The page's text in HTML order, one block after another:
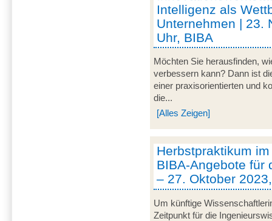
Intelligenz als
Unternehmen | 23.
Uhr, BIBA
Möchten Sie herausfinden,
verbessern kann? Dann ist
einer praxisorientierten und
die...
[Alles Zeigen]
Herbstpraktikum
BIBA-Angebote für
– 27. Oktober
Um künftige
Zeitpunkt für die